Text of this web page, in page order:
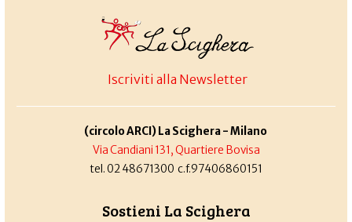
Iscriviti alla Newsletter
(circolo ARCI) La Scighera - Milano
Via Candiani 131, Quartiere Bovisa
tel. 02 48671300 c.f.97406860151
Sostieni La Scighera